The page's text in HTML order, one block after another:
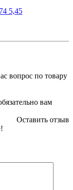
5,45
вопрос по товару
вам
Оставить отзыв